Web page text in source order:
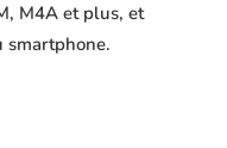
M4A et plus, et
smartphone.